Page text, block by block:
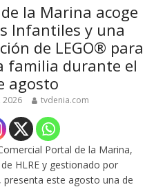
la Marina acoge
Infantiles y una
de LEGO® para
familia durante el
agosto
2026 tvdenia.com
Portal de la Marina,
HLRE y gestionado por
presenta este agosto una de